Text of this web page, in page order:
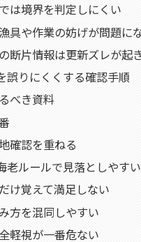
は境界を判定しにくい
具や作業の妨げが問題に
断片情報は更新ズレが起
誤りにくくする確認手順
べき資料
確認を重ねる
老ルールで見落としやす
け覚えて満足しない
方を混同しやすい
軽視が一番危ない